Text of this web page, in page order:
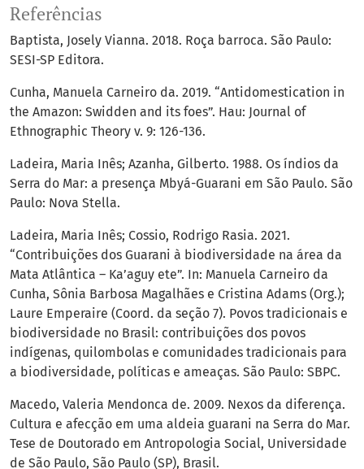
Referências
Baptista, Josely Vianna. 2018. Roça barroca. São Paulo:
SESI-SP Editora.
Cunha, Manuela Carneiro da. 2019. “Antidomestication in
the Amazon: Swidden and its foes”. Hau: Journal of
Ethnographic Theory v. 9: 126-136.
Ladeira, Maria Inês; Azanha, Gilberto. 1988. Os índios da
Serra do Mar: a presença Mbyá-Guarani em São Paulo. São
Paulo: Nova Stella.
Ladeira, Maria Inês; Cossio, Rodrigo Rasia. 2021.
“Contribuições dos Guarani à biodiversidade na área da
Mata Atlântica – Ka’aguy ete”. In: Manuela Carneiro da
Cunha, Sônia Barbosa Magalhães e Cristina Adams (Org.);
Laure Emperaire (Coord. da seção 7). Povos tradicionais e
biodiversidade no Brasil: contribuições dos povos
indígenas, quilombolas e comunidades tradicionais para
a biodiversidade, políticas e ameaças. São Paulo: SBPC.
Macedo, Valeria Mendonca de. 2009. Nexos da diferença.
Cultura e afecção em uma aldeia guarani na Serra do Mar.
Tese de Doutorado em Antropologia Social, Universidade
de São Paulo, São Paulo (SP), Brasil.